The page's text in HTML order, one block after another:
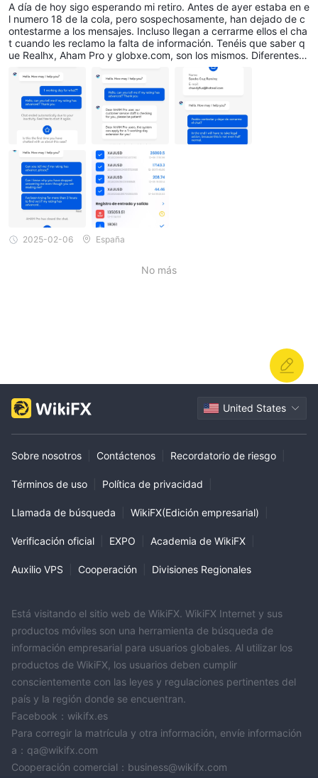
A día de hoy sigo esperando mi retiro. Antes de ayer estaba en e
l numero 18 de la cola, pero sospechosamente, han dejado de c
ontestarme a los mensajes. Incluso llegan a cerrarme ellos el cha
t cuando les reclamo la falta de información. Tenéis que saber q
ue Realhx, Aham Pro y globxe.com, son los mismos. Diferentes n
ombres, mismas páginas, mismos usuarios. Rastreando la direcci
ón donde se hacen los ingresos, puedo ver que se siguen ingres
ando muchos usdts cada pocas horas, incluso minutos, por lo qu
e debe haber mucha gente afectada por estos sinvergüenzas. T
engo el teléfono de la persona que me metió ahí, porque sorpren
dentemente sigue hablando conmigo como si con él no fuera la
cosa. En su momento llegó a prestarme usdt y me pasó su docu
mentación (aunque dudo que sea realmente la persona que dice
ser). Intento tirar más de la cuerda, pero acabará denunciado an
te las autoridades competentes. Espero que esta gente acabe e
ntre rejas y toda la gente afectada pueda recuperar sus inversio
nes.
2025-02-06 España
No más
United States
Sobre nosotros Contáctenos Recordatorio de riesgo
Términos de uso Política de privacidad
Llamada de búsqueda WikiFX(Edición empresarial)
Verificación oficial EXPO Academia de WikiFX
Auxilio VPS Cooperación Divisiones Regionales
Está visitando el sitio web de WikiFX. WikiFX Internet y sus
productos móviles son una herramienta de búsqueda de
información empresarial para usuarios globales. Al utilizar los
productos de WikiFX, los usuarios deben cumplir
conscientemente con las leyes y regulaciones pertinentes del
país y la región donde se encuentran.
Facebook：wikifx.es
Para corregir la matrícula y otra información, envíe información
a：qa@wikifx.com
Cooperación comercial：business@wikifx.com